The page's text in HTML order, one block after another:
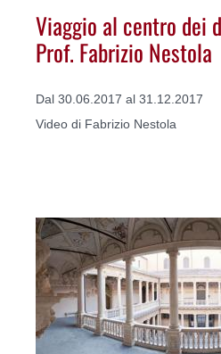
Viaggio al centro dei
Prof. Fabrizio Nestola
Dal 30.06.2017 al 31.12.2017
Video di Fabrizio Nestola